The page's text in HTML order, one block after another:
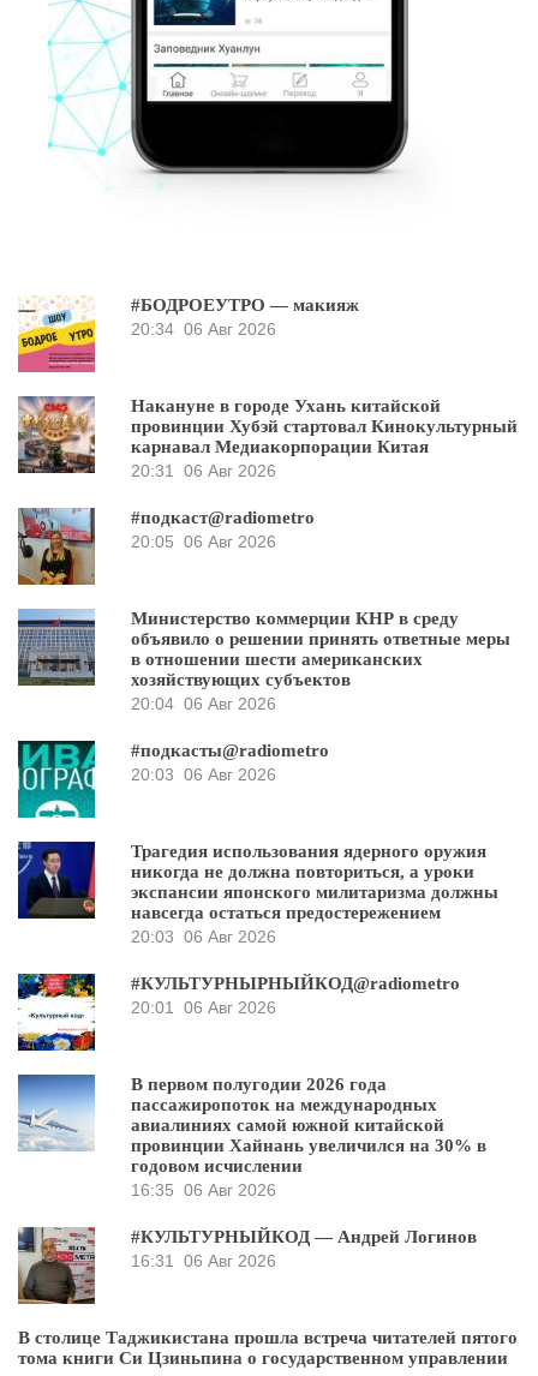
#БОДРОЕУТРО — макияж
20:34 06 Авг 2026
Накануне в городе Ухань китайской
провинции Хубэй стартовал Кинокультурный
карнавал Медиакорпорации Китая
20:31 06 Авг 2026
#подкаст@radiometro
20:05 06 Авг 2026
Министерство коммерции КНР в среду
объявило о решении принять ответные меры
в отношении шести американских
хозяйствующих субъектов
20:04 06 Авг 2026
#подкасты@radiometro
20:03 06 Авг 2026
Трагедия использования ядерного оружия
никогда не должна повториться, а уроки
экспансии японского милитаризма должны
навсегда остаться предостережением
20:03 06 Авг 2026
#КУЛЬТУРНЫРНЫЙКОД@radiometro
20:01 06 Авг 2026
В первом полугодии 2026 года
пассажиропоток на международных
авиалиниях самой южной китайской
провинции Хайнань увеличился на 30% в
годовом исчислении
16:35 06 Авг 2026
#КУЛЬТУРНЫЙКОД — Андрей Логинов
16:31 06 Авг 2026
В столице Таджикистана прошла встреча читателей пятого
тома книги Си Цзиньпина о государственном управлении